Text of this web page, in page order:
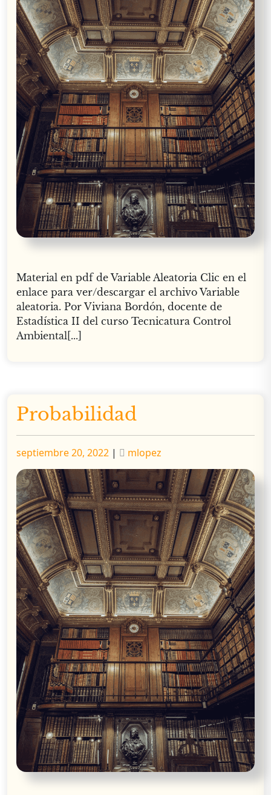
Material en pdf de Variable Aleatoria Clic en el
enlace para ver/descargar el archivo Variable
aleatoria. Por Viviana Bordón, docente de
Estadística II del curso Tecnicatura Control
Ambiental[...]
Probabilidad
Publicado
septiembre 20, 2022 | Publicado
mlopez